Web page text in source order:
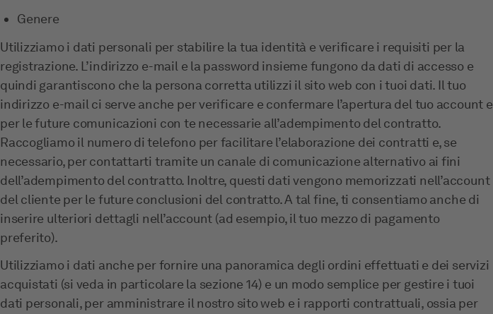
Genere
Utilizziamo i dati personali per stabilire la tua identità e verificare i requisiti per la
registrazione. L’indirizzo e-mail e la password insieme fungono da dati di accesso e
quindi garantiscono che la persona corretta utilizzi il sito web con i tuoi dati. Il tuo
indirizzo e-mail ci serve anche per verificare e confermare l’apertura del tuo account e
per le future comunicazioni con te necessarie all’adempimento del contratto.
Raccogliamo il numero di telefono per facilitare l’elaborazione dei contratti e, se
necessario, per contattarti tramite un canale di comunicazione alternativo ai fini
dell’adempimento del contratto. Inoltre, questi dati vengono memorizzati nell’account
del cliente per le future conclusioni del contratto. A tal fine, ti consentiamo anche di
inserire ulteriori dettagli nell’account (ad esempio, il tuo mezzo di pagamento
preferito).
Utilizziamo i dati anche per fornire una panoramica degli ordini effettuati e dei servizi
acquistati (si veda in particolare la sezione 14) e un modo semplice per gestire i tuoi
dati personali, per amministrare il nostro sito web e i rapporti contrattuali, ossia per